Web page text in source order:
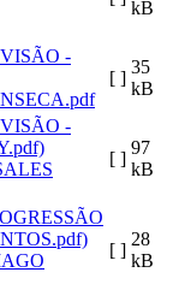
kB
[ ]
35
kB
[ ]
97
kB
[ ]
28
kB